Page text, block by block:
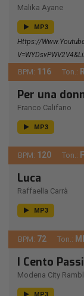
Malika Ayane
MP3
Https://
BPM: 116 Ton.:
Per una
Franco Califano
MP3
BPM: 120 Ton.:
Luca
Raffaella Carrà
MP3
BPM: 72 Ton.:
I Cento Passi
Modena City
MP3